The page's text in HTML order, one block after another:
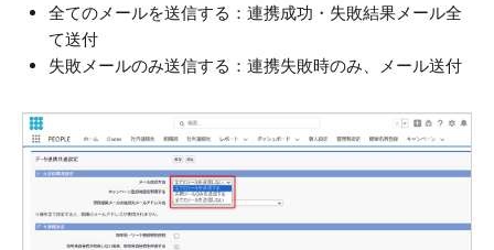
全てのメールを送信する：連携成功・失敗結果メール全
て送付
失敗メールのみ送信する：連携失敗時のみ、メール送付